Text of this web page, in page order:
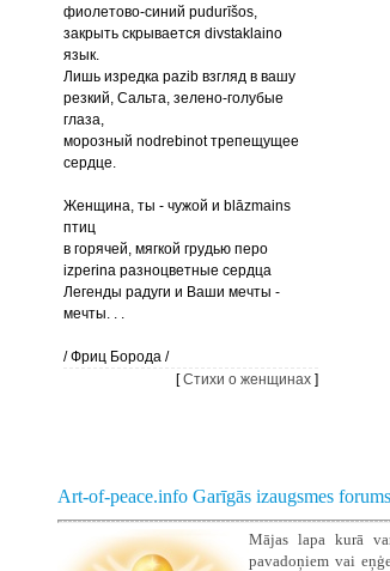
фиолетово-синий pudurīšos,
закрыть скрывается divstaklaino
язык.
Лишь изредка pazib взгляд в вашу
резкий, Сальта, зелено-голубые
глаза,
морозный nodrebinot трепещущее
сердце.
Женщина, ты - чужой и blāzmains
птиц
в горячей, мягкой грудью перо
izperina разноцветные сердца
Легенды радуги и Ваши мечты -
мечты. . .
/ Фриц Борода /
[Стихи о женщинах ]
Art-of-peace.info Garīgās izaugsmes forums
Mājas lapa kurā
pavadoņiem vai